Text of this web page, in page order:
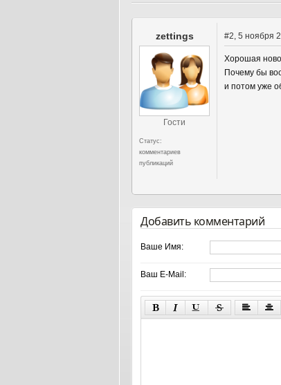
zettings
Гости
Статус:
комментариев
публикаций
#2, 5 ноября
Хорошая
Почему бы
и потом уже
Добавить комментарий
Ваше Имя:
Ваш E-Mail: